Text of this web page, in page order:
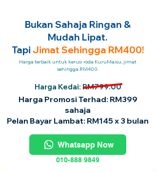
Bukan Sahaja Ringan &
Mudah Lipat.
Tapi Jimat Sehingga RM400!
Harga terbaik untuk kerusi roda KuruMaisu, jimat
sehingga RM400.
Harga Kedai: RM799.00
Harga Promosi Terhad: RM399
sahaja
Pelan Bayar Lambat: RM145 x 3 bulan
Whatsapp Now
010-888 9849